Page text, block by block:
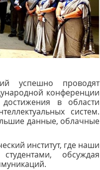
успешно проводят
конференции
в области
систем.
данные, облачные
институт, где наши
обсуждая